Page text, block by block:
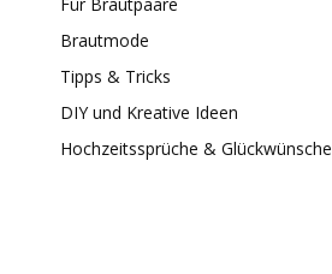
Brautmode
Tipps & Tricks
DIY und Kreative Ideen
Hochzeitssprüche & Glückwünsche